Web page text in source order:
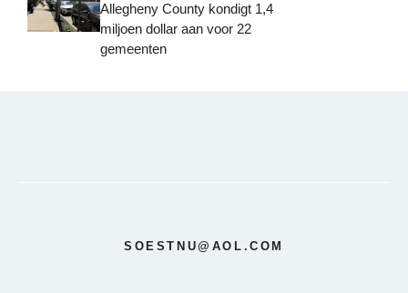
Allegheny County kondigt 1,4
miljoen dollar aan voor 22
gemeenten
SOESTNU@AOL.COM